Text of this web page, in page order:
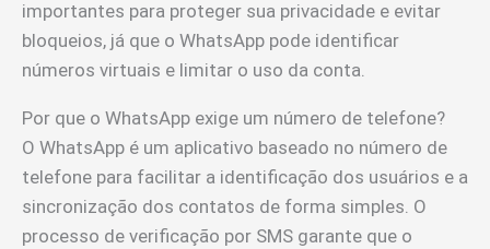
importantes para proteger sua privacidade e evitar
bloqueios, já que o WhatsApp pode identificar
números virtuais e limitar o uso da conta.
Por que o WhatsApp exige um número de telefone?
O WhatsApp é um aplicativo baseado no número de
telefone para facilitar a identificação dos usuários e a
sincronização dos contatos de forma simples. O
processo de verificação por SMS garante que o